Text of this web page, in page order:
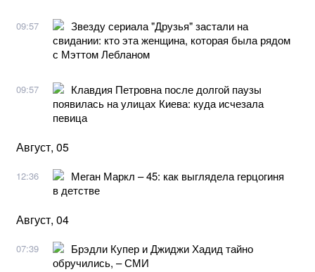
09:57
Звезду сериала "Друзья" застали на
свидании: кто эта женщина, которая была рядом
с Мэттом Лебланом
09:57
Клавдия Петровна после долгой паузы
появилась на улицах Киева: куда исчезала
певица
Август, 05
12:36
Меган Маркл – 45: как выглядела герцогиня
в детстве
Август, 04
07:39
Брэдли Купер и Джиджи Хадид тайно
обручились, – СМИ